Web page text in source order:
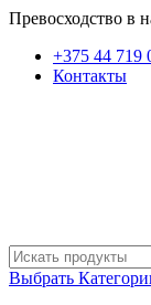
Превосходство
+375 44 719
Контакты
Выбрать